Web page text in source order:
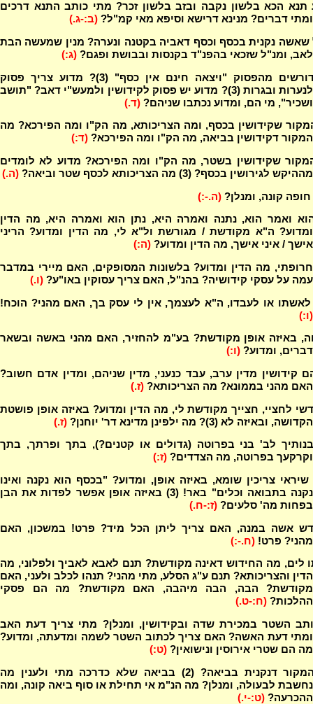
תנא הכא בלשון נקבה ובזב בלשון זכר? מתי כותב התנא דרכים
ומתי דברים? מנינא דרישא וסיפא מאי קמ"ל? (ב:-ג.)
שאשה נקנית בכסף וכסף דאביה בקטנה ונערה? מנין שמעשה הבת
לאב, ומנ"ל שזכאי בהפנ"ד בקנסות ובבושת ופגם? (ג:)
מה דורשים מהפסוק "ויצאה חינם אין כסף" (3)? מדוע צריך פסוק
לנערות ובגרות (3)? מדוע יש פסוק לקידושין ולמעש"י דאב? "תושב
ושכיר", מי הם, ומדוע נכתבו שניהם? (ד.)
שקידושין בכסף, ומה הצריכותא, מה הק"ו ומה הפירכא? מה
המקור דקידושין בביאה, מה הק"ו ומה הפירכא? (ד:)
שקידושין בשטר, מה הק"ו ומה הפירכא? מדוע לא לומדים
מההיקש לגירושין בכסף? (3) מה הצריכותא לכסף שטר וביאה?
(ה.)
קונה, ומנלן? (ה.-:)
ואמר הוא, נתנה ואמרה היא, נתן הוא ואמרה היא, מה הדין
ומדוע? ה"א מקודשת / מגורשת ול"א לי, מה הדין ומדוע? הריני
אישך / איני אישך, מה הדין ומדוע? (ה:)
מה הדין ומדוע? בלשונות המסופקים, האם מיירי במדבר
עמה על עסקי קידושיה? בהנ"ל, האם צריך עסוקין באו"ע? (ו.)
או לעבדו, ה"א לעצמך, אין לי עסק בך, האם מהני? הוכח!
(ו:)
באיזה אופן מקודשת? בע"מ להחזיר, האם מהני באשה ובשאר
דברים, ומדוע? (ו:)
קידושין מדין ערב, עבד כנעני, מדין שניהם, ומדין אדם חשוב?
האם מהני בממונא? מה הצריכותא? (ז.)
לחציי, חצייך מקודשת לי, מה הדין ומדוע? באיזה אופן פושטת
הקדושה, ובאיזה לא (3)? מה ילפינן מדינא דר' יוחנן?
(ז.)
לב' בני בפרוטה (גדולים או קטנים?), בתך ופרתך, בתך
וקרקעך בפרוטה, מה הצדדים? (ז:)
צריכין שומא, באיזה אופן, ומדוע? "בכסף הוא נקנה ואינו
נקנה בתבואה וכלים" באר! (3) באיזה אופן אפשר לפדות את הבן
בפחות מה' סלעים? (ז:-ח.)
אשה במנה, האם צריך ליתן הכל מיד? פרט! במשכון, האם
מהני? פרט! (ח.-:)
לים, מה החידוש דאינה מקודשת? תנם לאבא לאביך ולפלוני, מה
הדין והצריכותא? תנם ע"ג הסלע, מתי מהני? תנהו לכלב ולעני, האם
מקודשת? הבה, הבה מיהבה, האם מקודשת? מה הם פסקי
ההלכות? (ח:-ט.)
השטר במכירת שדה ובקידושין, ומנלן? מתי צריך דעת האב
ומתי דעת האשה? האם צריך לכתוב השטר לשמה ומדעתה, ומדוע?
מה הם שטרי אירוסין ונישואין? (ט:)
מה המקור דנקנית בביאה? (2) בביאה שלא כדרכה מתי ולענין מה
נחשבת לבעולה, ומנלן? מה הנ"מ אי תחילת או סוף ביאה קונה, ומה
ההכרעה? (ט:-י.)